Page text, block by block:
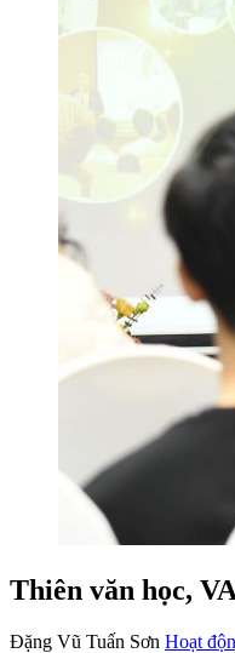
Thiên văn học,
Đặng Vũ Tuấn Sơn Hoạt